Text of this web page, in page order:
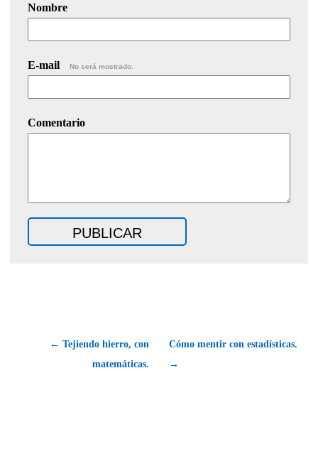
Nombre
E-mail No será mostrado.
Comentario
← Tejiendo hierro, con
matemáticas.
Cómo mentir con estadísticas.
→